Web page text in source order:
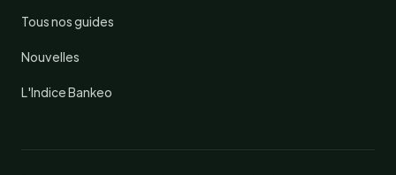
Tous nos guides
Nouvelles
L'Indice Bankeo